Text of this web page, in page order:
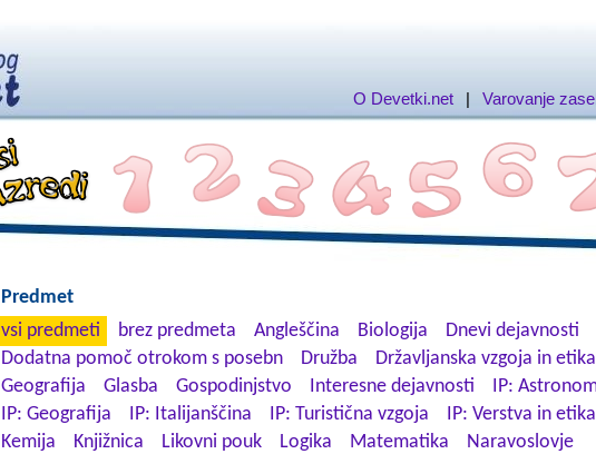
O Devetki.net | Varovanje
Predmet
vsi predmeti
brez predmeta Angleščina Biologija
Dnevi dejavnosti
Dodatna pomoč otrokom s posebn
Družba Državljanska vzgoja in etika
Geografija
Glasba Gospodinjstvo Interesne dejavnosti
IP:
IP: Geografija
IP: Italijanščina IP: Turistična vzgoja IP: Verstva in etika
Kemija
Knjižnica Likovni pouk Logika Matematika
Naravoslovje